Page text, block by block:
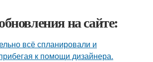
на сайте:
всё спланировали и
к помощи дизайнера.